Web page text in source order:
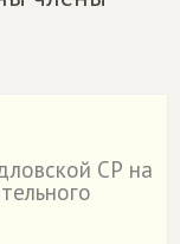
СР на